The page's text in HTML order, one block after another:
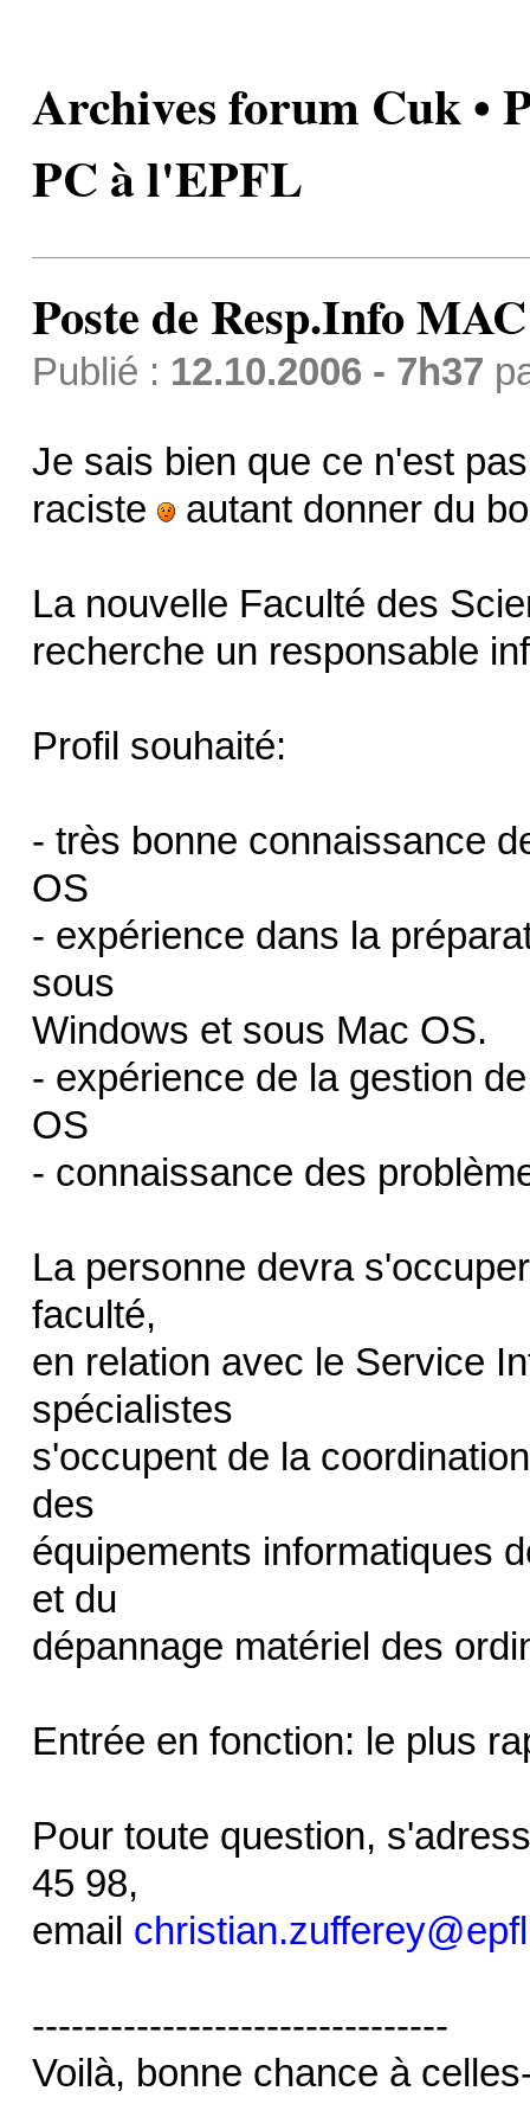
Archives forum Cuk •
PC à l'EPFL
Poste de Resp.Info
Publié : 12.10.2006 - 7h37
Je sais bien que ce n'est
raciste
autant donner du
La nouvelle Faculté des
recherche un responsable
Profil souhaité:
- très bonne connaissance
OS
- expérience dans la
sous
Windows et sous Mac OS.
- expérience de la gestion
OS
- connaissance des
La personne devra
faculté,
en relation avec le Service
spécialistes
s'occupent de la
des
équipements informatiques
et du
dépannage matériel des
Entrée en fonction: le plus
Pour toute question,
45 98,
email
--------------------------------
Voilà, bonne chance à